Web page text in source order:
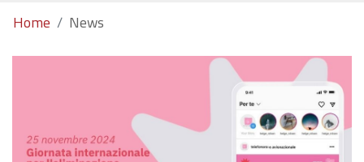
Home News